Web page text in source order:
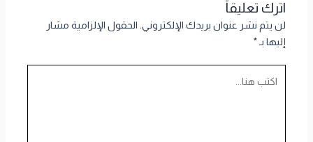
اترك تعليقاً
لن يتم نشر عنوان بريدك الإلكتروني. الحقول الإلزامية مشار
إليها بـ*